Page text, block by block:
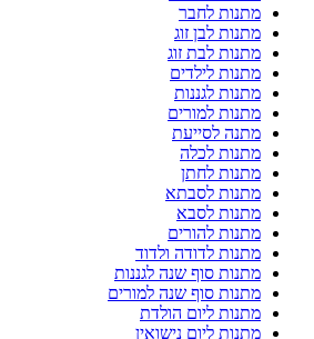
מתנות לחבר
מתנות לבן זוג
מתנות לבת זוג
מתנות לילדים
מתנות לגננות
מתנות למורים
מתנה לסייעת
מתנות לכלה
מתנות לחתן
מתנות לסבתא
מתנות לסבא
מתנות להורים
מתנות לדודה ולדוד
מתנות סוף שנה לגננות
מתנות סוף שנה למורים
מתנות ליום הולדת
מתנות ליום נישואין